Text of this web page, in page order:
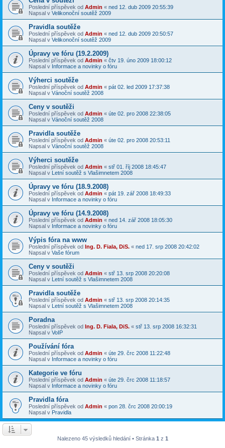
Poslední příspěvek od Admin « ned 12. dub 2009 20:55:39
Napsal v Velikonoční soutěž 2009
Pravidla soutěže
Poslední příspěvek od Admin « ned 12. dub 2009 20:50:57
Napsal v Velikonoční soutěž 2009
Úpravy ve fóru (19.2.2009)
Poslední příspěvek od Admin « čtv 19. úno 2009 18:00:12
Napsal v Informace a novinky o fóru
Výherci soutěže
Poslední příspěvek od Admin « pát 02. led 2009 17:37:38
Napsal v Vánoční soutěž 2008
Ceny v soutěži
Poslední příspěvek od Admin « úte 02. pro 2008 22:38:05
Napsal v Vánoční soutěž 2008
Pravidla soutěže
Poslední příspěvek od Admin « úte 02. pro 2008 20:53:11
Napsal v Vánoční soutěž 2008
Výherci soutěže
Poslední příspěvek od Admin « stř 01. říj 2008 18:45:47
Napsal v Letní soutěž s Vlašimnetem 2008
Úpravy ve fóru (18.9.2008)
Poslední příspěvek od Admin « pát 19. zář 2008 18:49:33
Napsal v Informace a novinky o fóru
Úpravy ve fóru (14.9.2008)
Poslední příspěvek od Admin « ned 14. zář 2008 18:05:30
Napsal v Informace a novinky o fóru
Výpis fóra na www
Poslední příspěvek od Ing. D. Fiala, DiS. « ned 17. srp 2008 20:42:02
Napsal v Vaše fórum
Ceny v soutěži
Poslední příspěvek od Admin « stř 13. srp 2008 20:20:08
Napsal v Letní soutěž s Vlašimnetem 2008
Pravidla soutěže
Poslední příspěvek od Admin « stř 13. srp 2008 20:14:35
Napsal v Letní soutěž s Vlašimnetem 2008
Poradna
Poslední příspěvek od Ing. D. Fiala, DiS. « stř 13. srp 2008 16:32:31
Napsal v VoIP
Používání fóra
Poslední příspěvek od Admin « úte 29. črc 2008 11:22:48
Napsal v Informace a novinky o fóru
Kategorie ve fóru
Poslední příspěvek od Admin « úte 29. črc 2008 11:18:57
Napsal v Informace a novinky o fóru
Pravidla fóra
Poslední příspěvek od Admin « pon 28. črc 2008 20:00:19
Napsal v Pravidla
Nalezeno 45 výsledků hledání • Stránka 1 z 1